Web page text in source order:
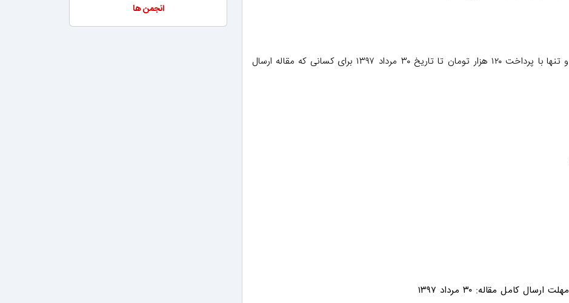
هزینه کلیه خدمات ارائه شده در دو روز فقط و تنها با پرداخت ۱۲۰ هزار تومان تا تاریخ ۳۰ مرداد ۱۳۹۷ برای کسانی که مقاله ارسال
مهلت ارسال کامل مقاله: ۳۰ مرداد ۱۳۹۷
انجمن ها